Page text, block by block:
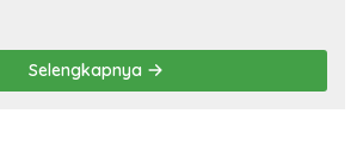
Selengkapnya